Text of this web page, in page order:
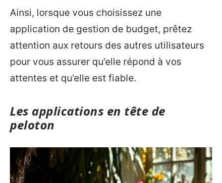
Ainsi, lorsque vous choisissez une
application de gestion de budget, prêtez
attention aux retours des autres utilisateurs
pour vous assurer qu’elle répond à vos
attentes et qu’elle est fiable.
Les applications en tête de
peloton